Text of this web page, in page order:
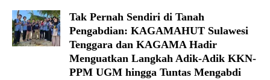
Tak Pernah Sendiri di Tanah
Pengabdian: KAGAMAHUT Sulawesi
Tenggara dan KAGAMA Hadir
Menguatkan Langkah Adik-Adik KKN-
PPM UGM hingga Tuntas Mengabdi